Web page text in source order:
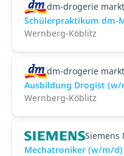
dm-drogerie markt
Schülerpraktikum dm-
Wernberg-Köblitz
dm-drogerie markt
Ausbildung Drogist (w/
Wernberg-Köblitz
Siemens
Mechatroniker (w/m/d)